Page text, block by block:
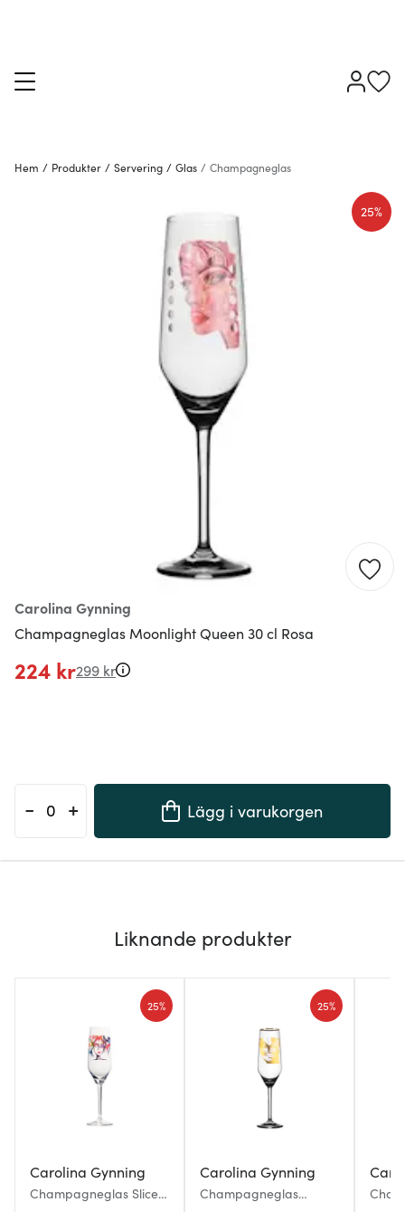
Hem / Produkter / Servering / Glas / Champagneglas
Carolina Gynning
Champagneglas Moonlight Queen 30 cl Rosa
25%
224 kr299 kr
- + Lägg i varukorgen
Liknande produkter
Carolina Gynning
Champagneglas Slice
25%
Carolina Gynning
Champagneglas
25%